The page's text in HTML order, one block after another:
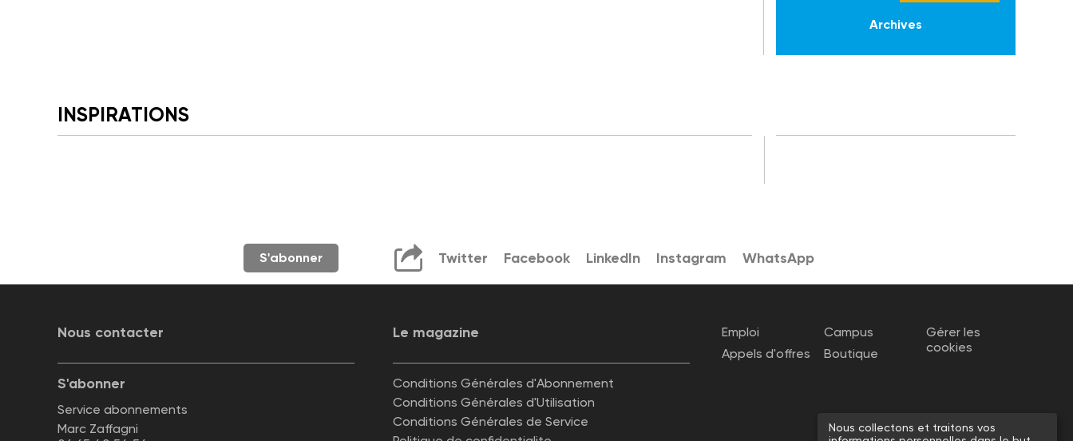
Archives
INSPIRATIONS
S'abonner Twitter Facebook LinkedIn Instagram WhatsApp
Nous contacter Le magazine
S'abonner
Service abonnements
Marc Zaffagni
Conditions Générales d'Abonnement
Conditions Générales d'Utilisation
Conditions Générales de Service
Emploi
Appels d'offres
Campus
Boutique
Gérer les
cookies
Nous collectons et traitons vos